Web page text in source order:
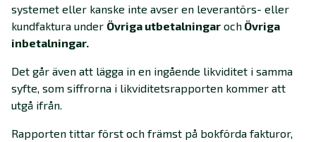
systemet eller kanske inte avser en leverantörs- eller
kundfaktura under Övriga utbetalningar och Övriga
inbetalningar.
Det går även att lägga in en ingående likviditet i samma
syfte, som siffrorna i likviditetsrapporten kommer att
utgå ifrån.
Rapporten tittar först och främst på bokförda fakturor,